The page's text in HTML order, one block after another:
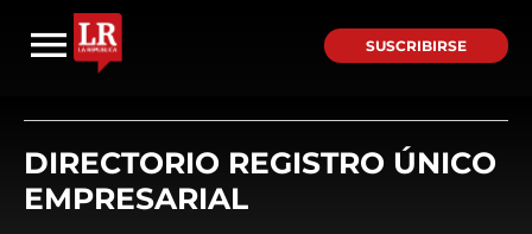
SUSCRIBIRSE
DIRECTORIO REGISTRO ÚNICO
EMPRESARIAL